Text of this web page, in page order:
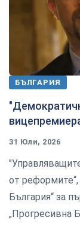
БЪЛГАРИЯ
31 Юли, 2026
от
България“ за
„Прогресивна